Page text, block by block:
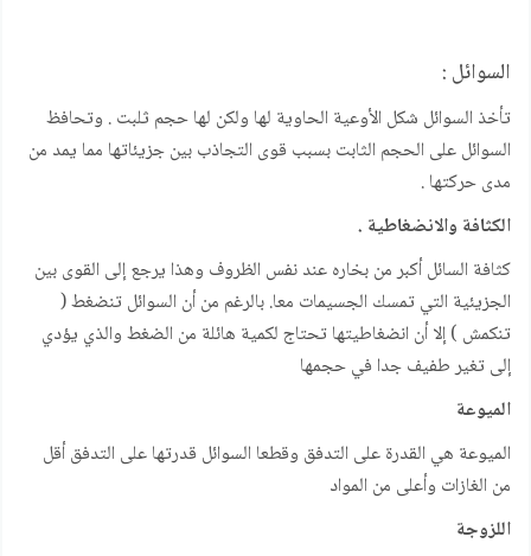
السوائل :
تأخذ السوائل شكل الأوعية الحاوية لها ولكن لها حجم ثلبت . وتحافظ
السوائل على الحجم الثابت بسبب قوى التجاذب بين جزيئاتها مما يمد من
مدى حركتها .
الكثافة والانضغاطية .
كثافة السائل أكبر من بخاره عند نفس الظروف وهذا يرجع إلى القوى بين
الجزيئية التي تمسك الجسيمات معا. بالرغم من أن السوائل تنضغط (
تنكمش ) إلا أن انضغاطيتها تحتاج لكمية هائلة من الضغط والذي يؤدي
إلى تغير طفيف جدا في حجمها
الميوعة
الميوعة هي القدرة على التدفق وقطعا السوائل قدرتها على التدفق أقل
من الغازات وأعلى من المواد
اللزوجة